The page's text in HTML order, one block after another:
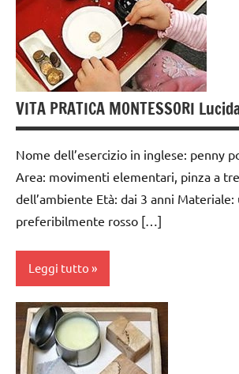
3 ai
anni
GUIDA
DIDATTICA
MONTESSORI
ARGOMENTI
PER ETA'
ARTICOLI
PRATICA
VITA PRATICA MONTESSORI
Nome dell’esercizio in inglese: penny
Area: movimenti elementari, pinza a
dell’ambiente Età: dai 3 anni Materiale:
preferibilmente rosso […]
Leggi tutto
cura
dell'ambiente
dai